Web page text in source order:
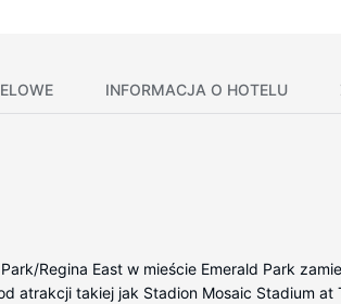
INFORMACJA O HOTELU
Regina East w mieście Emerald Park
atrakcji takiej jak Stadion Mosaic Stadium